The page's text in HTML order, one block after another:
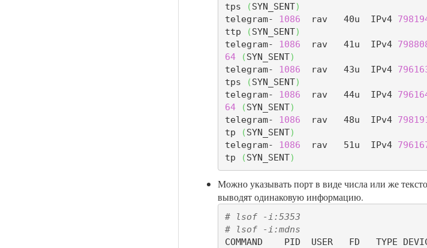
tps
(SYN_SENT)
telegram- 1086
  rav   40u  IPv4
ttp
(SYN_SENT)
telegram- 1086
  rav   41u  IPv4
64
(SYN_SENT)
telegram- 1086
  rav   43u  IPv4
tps
(SYN_SENT)
telegram- 1086
  rav   44u  IPv4
64
(SYN_SENT)
telegram- 1086
  rav   48u  IPv4
tp
(SYN_SENT)
telegram- 1086
  rav   51u  IPv4
tp
(SYN_SENT)
Можно указывать порт в виде числа или же
выводят одинаковую информацию.
# lsof -i:5353
# lsof -i:mdns
COMMAND    PID  USER   FD   TYPE